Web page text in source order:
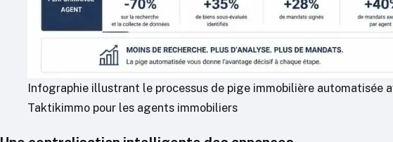
Infographie illustrant le processus de pige immobilière automatisée
Taktikimmo pour les agents immobiliers